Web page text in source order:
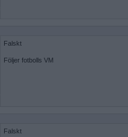
Falskt
Följer fotbolls VM
Falskt